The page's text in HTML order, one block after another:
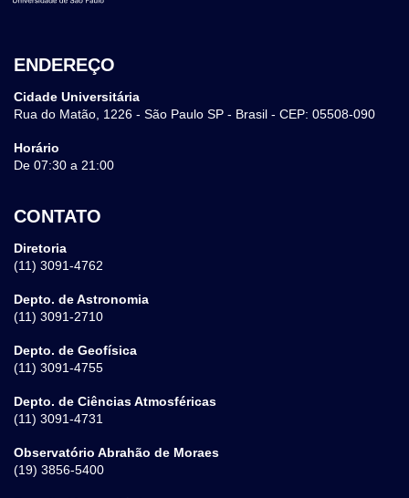
ENDEREÇO
Cidade Universitária
Rua do Matão, 1226 - São Paulo SP - Brasil - CEP: 05508-090
Horário
De 07:30 a 21:00
CONTATO
Diretoria
(11) 3091-4762
Depto. de Astronomia
(11) 3091-2710
Depto. de Geofísica
(11) 3091-4755
Depto. de Ciências Atmosféricas
(11) 3091-4731
Observatório Abrahão de Moraes
(19) 3856-5400